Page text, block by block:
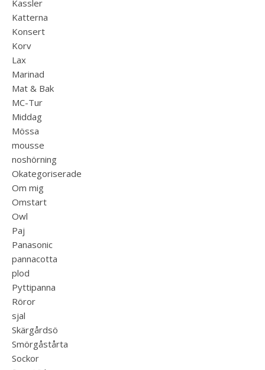
Kassler
Katterna
Konsert
Korv
Lax
Marinad
Mat & Bak
MC-Tur
Middag
Mössa
mousse
noshörning
Okategoriserade
Om mig
Omstart
Owl
Paj
Panasonic
pannacotta
plod
Pyttipanna
Röror
sjal
Skärgårdsö
Smörgåstårta
Sockor